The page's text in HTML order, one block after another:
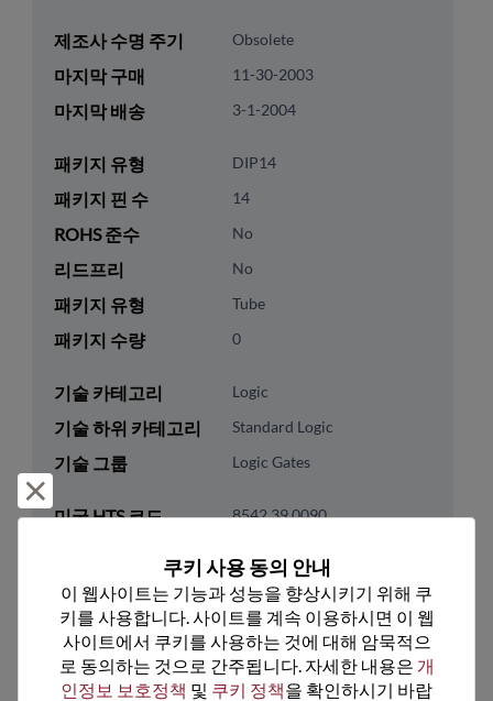
제조사 수명 주기 Obsolete
마지막 구매 11-30-2003
마지막 배송 3-1-2004
패키지 유형 DIP14
패키지 핀 수 14
ROHS 준수 No
리드프리 No
패키지 유형 Tube
패키지 수량 0
기술 카테고리 Logic
기술 하위 카테고리 Standard Logic
기술 그룹 Logic Gates
미국 HTS 코드 8542.39.0090
추천 대체 제품
쿠키 사용 동의 안내
이 웹사이트는 기능과 성능을 향상시키기 위해 쿠
키를 사용합니다. 사이트를 계속 이용하시면 이 웹
사이트에서 쿠키를 사용하는 것에 대해 암묵적으
로 동의하는 것으로 간주됩니다. 자세한 내용은 개
인정보 보호정책 및 쿠키 정책을 확인하시기 바랍